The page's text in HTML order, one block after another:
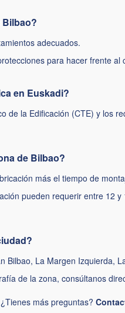
Bilbao?
adecuados.
para hacer frente
en Euskadi?
de la Edificación (CTE) y los
de Bilbao?
más el tiempo de
pueden requerir entre 12
Bilbao, La Margen Izquierda,
de la zona, consúltanos
¿Tienes más preguntas?